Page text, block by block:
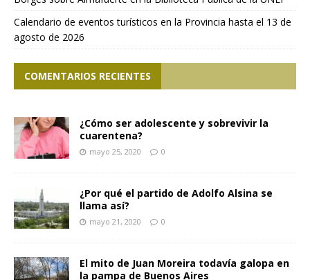
Calendario de eventos turísticos en la Provincia hasta el 13 de
agosto de 2026
COMENTARIOS RECIENTES
¿Cómo ser adolescente y sobrevivir la
cuarentena?
mayo 25, 2020 0
¿Por qué el partido de Adolfo Alsina se
llama así?
mayo 21, 2020 0
El mito de Juan Moreira todavía galopa en
la pampa de Buenos Aires